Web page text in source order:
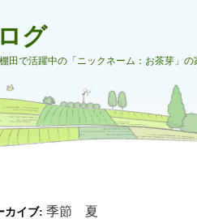
グ
田で活躍中の「ニックネーム：お茶芽」の
カイブ: 季節 夏